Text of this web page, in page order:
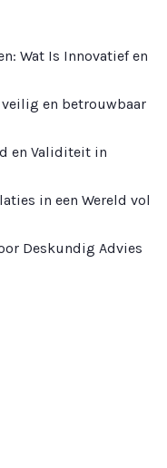
Wat Is Innovatief en
en betrouwbaar
en Validiteit in
in een Wereld vol
Deskundig Advies